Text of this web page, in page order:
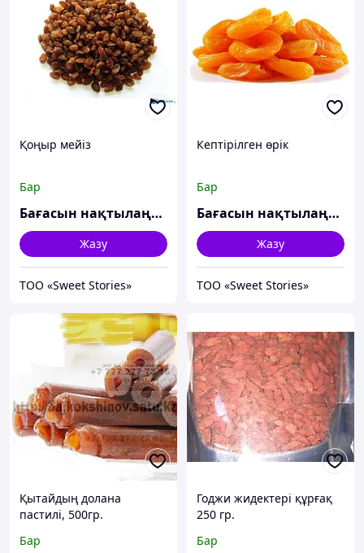
Қоңыр мейіз
Бар
Бағасын нақтылаңыз
Жазу
ТОО «Sweet Stories»
Кептірілген өрік
Бар
Бағасын нақтылаңыз
Жазу
ТОО «Sweet Stories»
Қытайдың долана
пастилі, 500гр.
Бар
Годжи жидектері құрғақ
250 гр.
Бар